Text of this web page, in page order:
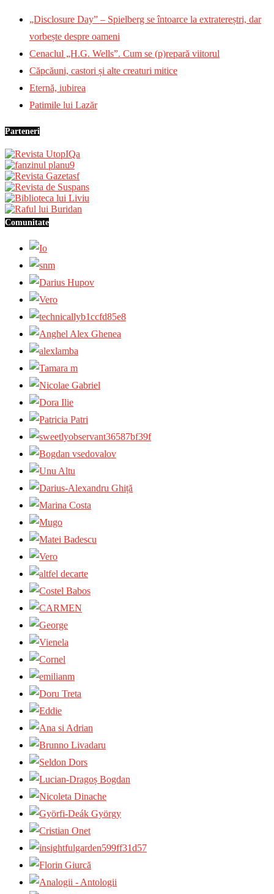
„Disclosure Day” – Spielberg se întoarce la extratereștri, dar
vorbește despre oameni
Cenaclul „H.G. Wells”. Cum se (p)repară viitorul
Căpcăuni, castori și alte creaturi mitice
Eternă, iubirea
Patimile lui Lazăr
Parteneri
Comunitate